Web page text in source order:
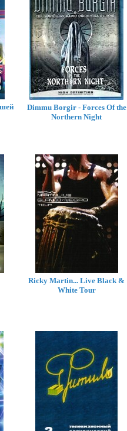
Dimmu Borgir - Forces Of the
Northern Night
Ricky Martin... Live Black &
White Tour